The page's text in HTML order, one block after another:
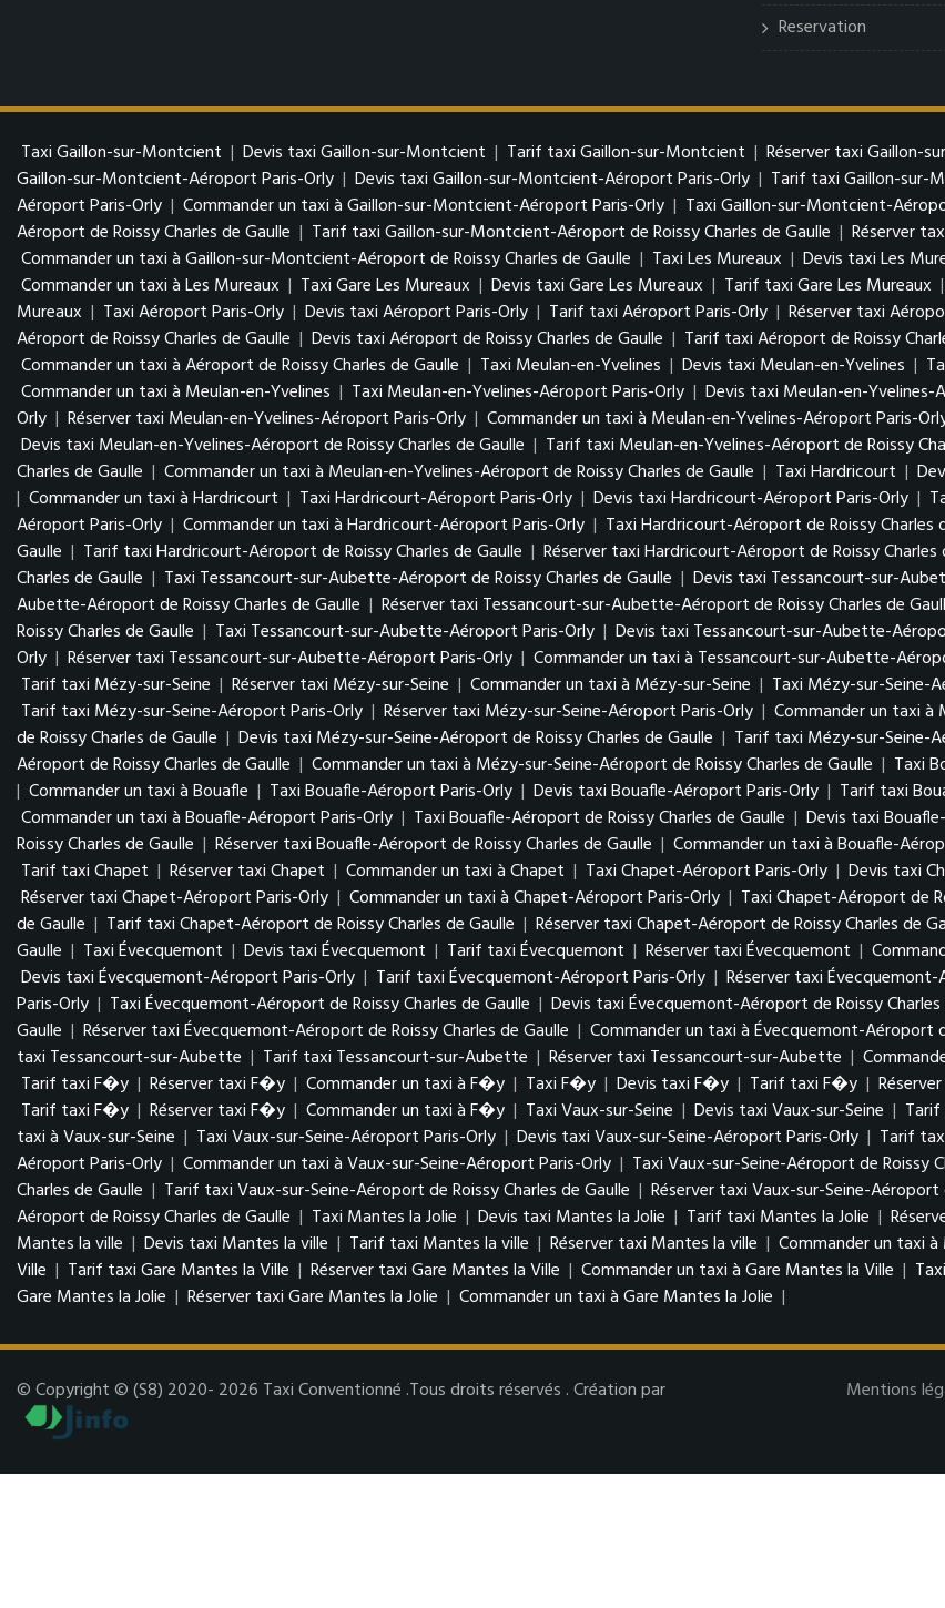
Reservation
Taxi Gaillon-sur-Montcient | Devis taxi Gaillon-sur-Montcient | Tarif taxi Gaillon-sur-Montcient | Réserver taxi Gaillon-
Gaillon-sur-Montcient-Aéroport Paris-Orly | Devis taxi Gaillon-sur-Montcient-Aéroport Paris-Orly | Tarif taxi Gaillon-sur-
Aéroport Paris-Orly | Commander un taxi à Gaillon-sur-Montcient-Aéroport Paris-Orly | Taxi Gaillon-sur-Montcient-
Aéroport de Roissy Charles de Gaulle | Tarif taxi Gaillon-sur-Montcient-Aéroport de Roissy Charles de Gaulle | Réserver
Commander un taxi à Gaillon-sur-Montcient-Aéroport de Roissy Charles de Gaulle | Taxi Les Mureaux | Devis taxi Les
Commander un taxi à Les Mureaux | Taxi Gare Les Mureaux | Devis taxi Gare Les Mureaux | Tarif taxi Gare Les Mureaux |
Mureaux | Taxi Aéroport Paris-Orly | Devis taxi Aéroport Paris-Orly | Tarif taxi Aéroport Paris-Orly | Réserver taxi
Aéroport de Roissy Charles de Gaulle | Devis taxi Aéroport de Roissy Charles de Gaulle | Tarif taxi Aéroport de Roissy
Commander un taxi à Aéroport de Roissy Charles de Gaulle | Taxi Meulan-en-Yvelines | Devis taxi Meulan-en-Yvelines |
Commander un taxi à Meulan-en-Yvelines | Taxi Meulan-en-Yvelines-Aéroport Paris-Orly | Devis taxi Meulan-en-Yvelines-
Orly | Réserver taxi Meulan-en-Yvelines-Aéroport Paris-Orly | Commander un taxi à Meulan-en-Yvelines-Aéroport Paris-
Devis taxi Meulan-en-Yvelines-Aéroport de Roissy Charles de Gaulle | Tarif taxi Meulan-en-Yvelines-Aéroport de Roissy
Charles de Gaulle | Commander un taxi à Meulan-en-Yvelines-Aéroport de Roissy Charles de Gaulle | Taxi Hardricourt |
| Commander un taxi à Hardricourt | Taxi Hardricourt-Aéroport Paris-Orly | Devis taxi Hardricourt-Aéroport Paris-Orly |
Aéroport Paris-Orly | Commander un taxi à Hardricourt-Aéroport Paris-Orly | Taxi Hardricourt-Aéroport de Roissy Charles
Gaulle | Tarif taxi Hardricourt-Aéroport de Roissy Charles de Gaulle | Réserver taxi Hardricourt-Aéroport de Roissy Charles
Charles de Gaulle | Taxi Tessancourt-sur-Aubette-Aéroport de Roissy Charles de Gaulle | Devis taxi Tessancourt-sur-
Aubette-Aéroport de Roissy Charles de Gaulle | Réserver taxi Tessancourt-sur-Aubette-Aéroport de Roissy Charles de
Roissy Charles de Gaulle | Taxi Tessancourt-sur-Aubette-Aéroport Paris-Orly | Devis taxi Tessancourt-sur-Aubette-
Orly | Réserver taxi Tessancourt-sur-Aubette-Aéroport Paris-Orly | Commander un taxi à Tessancourt-sur-Aubette-
Tarif taxi Mézy-sur-Seine | Réserver taxi Mézy-sur-Seine | Commander un taxi à Mézy-sur-Seine | Taxi Mézy-sur-Seine-
Tarif taxi Mézy-sur-Seine-Aéroport Paris-Orly | Réserver taxi Mézy-sur-Seine-Aéroport Paris-Orly | Commander un taxi à
de Roissy Charles de Gaulle | Devis taxi Mézy-sur-Seine-Aéroport de Roissy Charles de Gaulle | Tarif taxi Mézy-sur-Seine-
Aéroport de Roissy Charles de Gaulle | Commander un taxi à Mézy-sur-Seine-Aéroport de Roissy Charles de Gaulle | Taxi
| Commander un taxi à Bouafle | Taxi Bouafle-Aéroport Paris-Orly | Devis taxi Bouafle-Aéroport Paris-Orly | Tarif taxi
Commander un taxi à Bouafle-Aéroport Paris-Orly | Taxi Bouafle-Aéroport de Roissy Charles de Gaulle | Devis taxi
Roissy Charles de Gaulle | Réserver taxi Bouafle-Aéroport de Roissy Charles de Gaulle | Commander un taxi à Bouafle-
Tarif taxi Chapet | Réserver taxi Chapet | Commander un taxi à Chapet | Taxi Chapet-Aéroport Paris-Orly | Devis taxi
Réserver taxi Chapet-Aéroport Paris-Orly | Commander un taxi à Chapet-Aéroport Paris-Orly | Taxi Chapet-Aéroport de
de Gaulle | Tarif taxi Chapet-Aéroport de Roissy Charles de Gaulle | Réserver taxi Chapet-Aéroport de Roissy Charles de
Gaulle | Taxi Évecquemont | Devis taxi Évecquemont | Tarif taxi Évecquemont | Réserver taxi Évecquemont |
Devis taxi Évecquemont-Aéroport Paris-Orly | Tarif taxi Évecquemont-Aéroport Paris-Orly | Réserver taxi
Paris-Orly | Taxi Évecquemont-Aéroport de Roissy Charles de Gaulle | Devis taxi Évecquemont-Aéroport de Roissy Charles
Gaulle | Réserver taxi Évecquemont-Aéroport de Roissy Charles de Gaulle | Commander un taxi à Évecquemont-Aéroport
taxi Tessancourt-sur-Aubette | Tarif taxi Tessancourt-sur-Aubette | Réserver taxi Tessancourt-sur-Aubette |
Tarif taxi F�y | Réserver taxi F�y | Commander un taxi à F�y | Taxi F�y | Devis taxi F�y | Tarif taxi F�y |
Tarif taxi F�y | Réserver taxi F�y | Commander un taxi à F�y | Taxi Vaux-sur-Seine | Devis taxi Vaux-sur-Seine | Tarif
taxi à Vaux-sur-Seine | Taxi Vaux-sur-Seine-Aéroport Paris-Orly | Devis taxi Vaux-sur-Seine-Aéroport Paris-Orly | Tarif
Aéroport Paris-Orly | Commander un taxi à Vaux-sur-Seine-Aéroport Paris-Orly | Taxi Vaux-sur-Seine-Aéroport de Roissy
Charles de Gaulle | Tarif taxi Vaux-sur-Seine-Aéroport de Roissy Charles de Gaulle | Réserver taxi Vaux-sur-Seine-Aéroport
Aéroport de Roissy Charles de Gaulle | Taxi Mantes la Jolie | Devis taxi Mantes la Jolie | Tarif taxi Mantes la Jolie |
Mantes la ville | Devis taxi Mantes la ville | Tarif taxi Mantes la ville | Réserver taxi Mantes la ville | Commander un taxi
Ville | Tarif taxi Gare Mantes la Ville | Réserver taxi Gare Mantes la Ville | Commander un taxi à Gare Mantes la Ville |
Gare Mantes la Jolie | Réserver taxi Gare Mantes la Jolie | Commander un taxi à Gare Mantes la Jolie |
© Copyright © (S8) 2020- 2026 Taxi Conventionné .Tous droits réservés . Création par Mentions